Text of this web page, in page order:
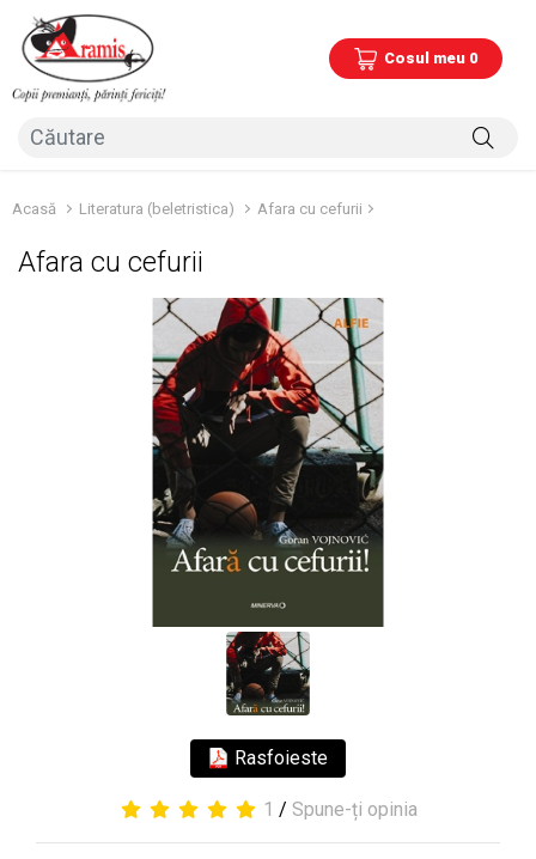
Cosul meu 0
Acasă Literatura (beletristica) Afara cu cefurii
Afara cu cefurii
Rasfoieste
1 / Spune-ți opinia